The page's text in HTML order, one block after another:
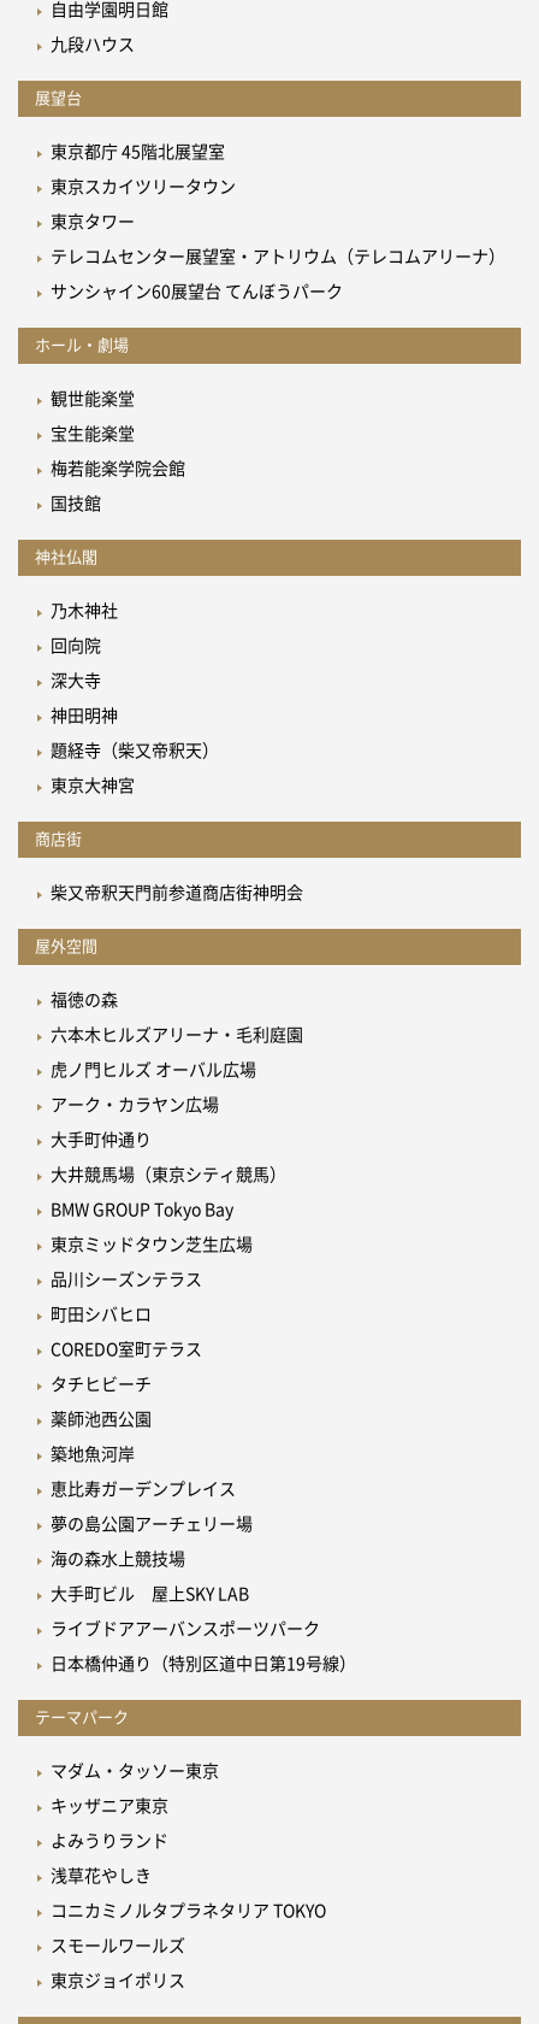
自由学園明日館
九段ハウス
展望台
東京都庁 45階北展望室
東京スカイツリータウン
東京タワー
テレコムセンター展望室・アトリウム（テレコムアリーナ）
サンシャイン60展望台 てんぼうパーク
ホール・劇場
観世能楽堂
宝生能楽堂
梅若能楽学院会館
国技館
神社仏閣
乃木神社
回向院
深大寺
神田明神
題経寺（柴又帝釈天）
東京大神宮
商店街
柴又帝釈天門前参道商店街神明会
屋外空間
福徳の森
六本木ヒルズアリーナ・毛利庭園
虎ノ門ヒルズ オーバル広場
アーク・カラヤン広場
大手町仲通り
大井競馬場（東京シティ競馬）
BMW GROUP Tokyo Bay
東京ミッドタウン芝生広場
品川シーズンテラス
町田シバヒロ
COREDO室町テラス
タチヒビーチ
薬師池西公園
築地魚河岸
恵比寿ガーデンプレイス
夢の島公園アーチェリー場
海の森水上競技場
大手町ビル 屋上SKY LAB
ライブドアアーバンスポーツパーク
日本橋仲通り（特別区道中日第19号線）
テーマパーク
マダム・タッソー東京
キッザニア東京
よみうりランド
浅草花やしき
コニカミノルタプラネタリア TOKYO
スモールワールズ
東京ジョイポリス